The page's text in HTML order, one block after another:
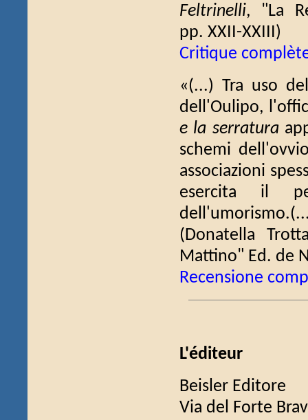
Feltrinelli, "La
pp. XXII-XXIII)
Critique
«(...) Tra uso
dell'Oulipo,
e la serratura
schemi
associazioni
esercita il
(Donatella
Mattino" Ed. de
Recensione
L'éditeur
Beisler Editore
Via del Forte